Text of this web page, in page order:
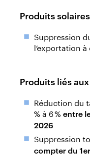
Produits solaires
Suppression
l’exportation
Produits liés
Réduction du
% à 6 % entre
2026
Suppression
compter du